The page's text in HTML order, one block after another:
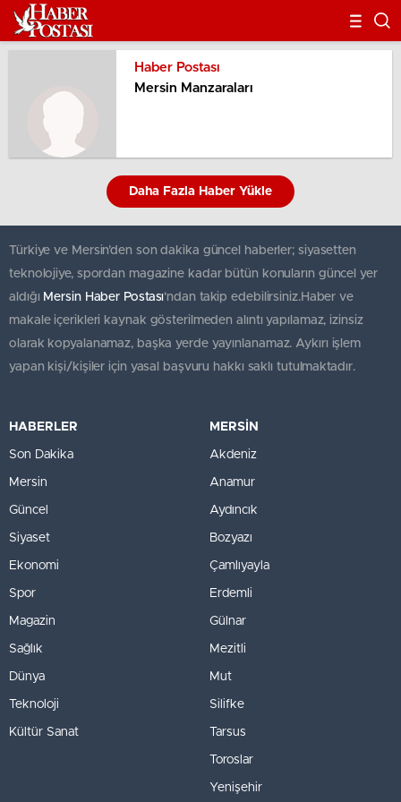
Haber Postası
Mersin Manzaraları
Daha Fazla Haber Yükle
Türkiye ve Mersin’den son dakika güncel haberler; siyasetten
teknolojiye, spordan magazine kadar bütün konuların güncel yer
aldığı Mersin Haber Postası'ndan takip edebilirsiniz.Haber ve
makale içerikleri kaynak gösterilmeden alıntı yapılamaz, izinsiz
olarak kopyalanamaz, başka yerde yayınlanamaz. Aykırı işlem
yapan kişi/kişiler için yasal başvuru hakkı saklı tutulmaktadır.
HABERLER
Son Dakika
Mersin
Güncel
Siyaset
Ekonomi
Spor
Magazin
Sağlık
Dünya
Teknoloji
Kültür Sanat
MERSİN
Akdeniz
Anamur
Aydıncık
Bozyazı
Çamlıyayla
Erdemli
Gülnar
Mezitli
Mut
Silifke
Tarsus
Toroslar
Yenişehir